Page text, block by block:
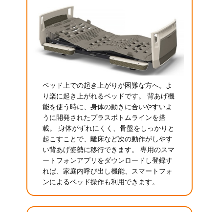
ベッド上での起き上がりが困難な方へ。よ
り楽に起き上がれるベッドです。 背あげ機
能を使う時に、身体の動きに合いやすいよ
うに開発されたプラスボトムラインを搭
載。 身体がずれにくく、骨盤をしっかりと
起こすことで、離床など次の動作がしやす
い背あげ姿勢に移行できます。 専用のスマ
ートフォンアプリをダウンロードし登録す
れば、家庭内呼び出し機能、スマートフォ
ンによるベッド操作も利用できます。